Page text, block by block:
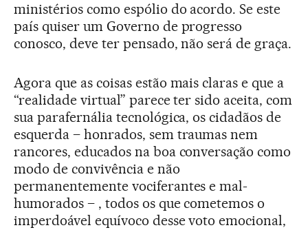
ministérios como espólio do acordo. Se este
país quiser um Governo de progresso
conosco, deve ter pensado, não será de graça.
Agora que as coisas estão mais claras e que a
“realidade virtual” parece ter sido aceita, com
sua parafernália tecnológica, os cidadãos de
esquerda – honrados, sem traumas nem
rancores, educados na boa conversação como
modo de convivência e não
permanentemente vociferantes e mal-
humorados – , todos os que cometemos o
imperdoável equívoco desse voto emocional,